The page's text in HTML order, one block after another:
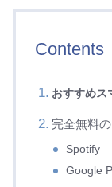
Contents
おすすめス
完全無料
Spotify
Google